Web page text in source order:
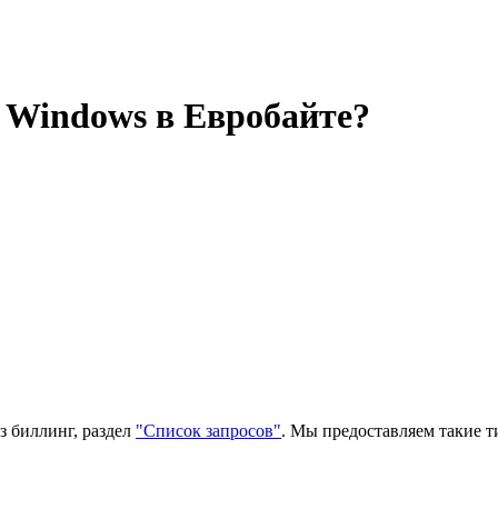
в Евробайте?
раздел "Список запросов". Мы предоставляем такие